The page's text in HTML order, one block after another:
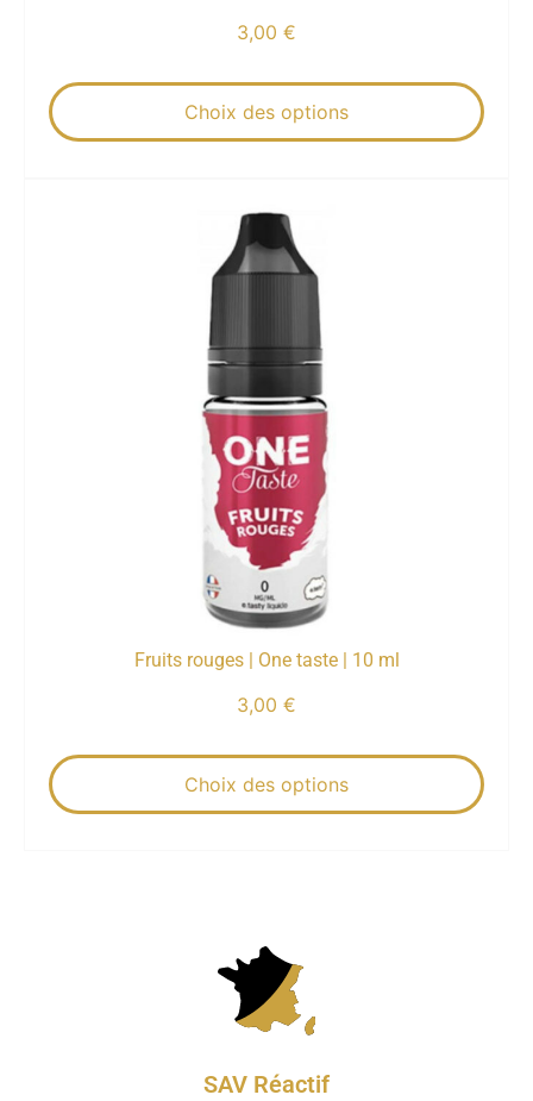
3,00 €
Choix des options
Fruits rouges | One taste | 10 ml
3,00 €
Choix des options
SAV Réactif